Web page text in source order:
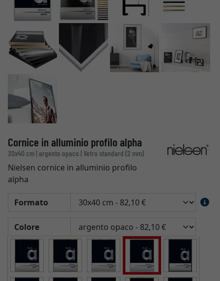
Cornice in alluminio profilo alpha
30x40 cm | argento opaco | Vetro standard (2 mm)
Nielsen cornice in alluminio profilo
alpha
Formato
Colore